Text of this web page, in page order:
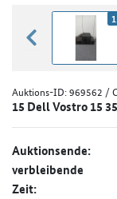
zurück blättern
1
Auktions-ID:969562 /
15 Dell Vostro 15
Auktionsende:
verbleibende
Zeit: